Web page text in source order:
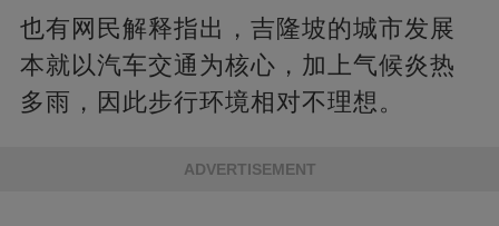
也有网民解释指出，吉隆坡的城市发展
本就以汽车交通为核心，加上气候炎热
多雨，因此步行环境相对不理想。
ADVERTISEMENT